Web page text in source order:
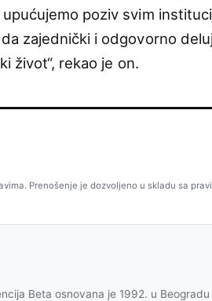
poziv svim
zajednički i odgovorno
život“, rekao je on.
Prenošenje je dozvoljeno u skladu sa
Beta osnovana je 1992. u